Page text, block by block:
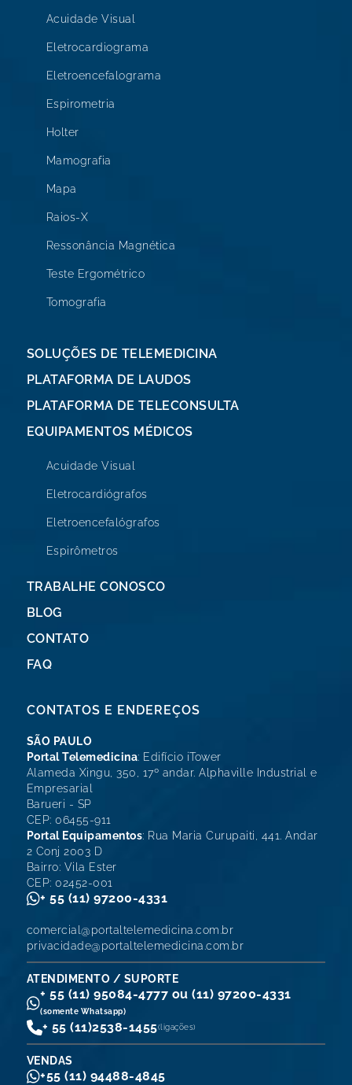
Acuidade Visual
Eletrocardiograma
Eletroencefalograma
Espirometria
Holter
Mamografia
Mapa
Raios-X
Ressonância Magnética
Teste Ergométrico
Tomografia
SOLUÇÕES DE TELEMEDICINA
PLATAFORMA DE LAUDOS
PLATAFORMA DE TELECONSULTA
EQUIPAMENTOS MÉDICOS
Acuidade Visual
Eletrocardiógrafos
Eletroencefalógrafos
Espirômetros
TRABALHE CONOSCO
BLOG
CONTATO
FAQ
CONTATOS E ENDEREÇOS
SÃO PAULO
Portal Telemedicina: Edifício iTower
Alameda Xingu, 350, 17º andar. Alphaville Industrial e
Empresarial
Barueri - SP
CEP: 06455-911
Portal Equipamentos: Rua Maria Curupaiti, 441. Andar
2 Conj 2003 D
Bairro: Vila Ester
CEP: 02452-001
+ 55 (11) 97200-4331
comercial@portaltelemedicina.com.br
privacidade@portaltelemedicina.com.br
ATENDIMENTO / SUPORTE
+ 55 (11) 95084-4777 ou (11) 97200-4331
(somente Whatsapp)
+ 55 (11)2538-1455(ligações)
VENDAS
+55 (11) 94488-4845